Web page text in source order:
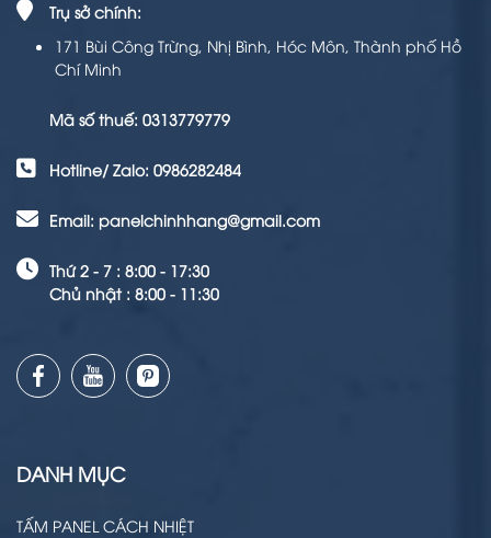
Trụ sở chính:
171 Bùi Công Trừng, Nhị Bình, Hóc Môn, Thành phố Hồ
Chí Minh
Mã số thuế: 0313779779
Hotline/ Zalo: 0986282484
Email: panelchinhhang@gmail.com
Thứ 2 - 7 : 8:00 - 17:30
Chủ nhật : 8:00 - 11:30
DANH MỤC
TẤM PANEL CÁCH NHIỆT